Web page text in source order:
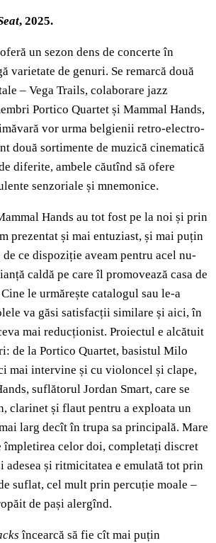
, 2025.
un sezon dens de concerte în
varietate de genuri. Se remarcă două
– Vega Trails, colaborare jazz
Portico Quartet și Mammal Hands,
vor urma belgienii retro-electro-
două sortimente de muzică cinematică
diferite, ambele căutînd să ofere
senzoriale și mnemonice.
Hands au tot fost pe la noi și prin
prezentat și mai entuziast, și mai puțin
ce dispoziție aveam pentru acel nu-
caldă pe care îl promovează casa de
le urmărește catalogul sau le-a
va găsi satisfacții similare și aici, în
mai reducționist. Proiectul e alcătuit
de la Portico Quartet, basistul Milo
mai intervine și cu violoncel și clape,
suflătorul Jordan Smart, care se
clarinet și flaut pentru a exploata un
larg decît în trupa sa principală. Mare
împletirea celor doi, completați discret
și ritmicitatea e emulată tot prin
suflat, cel mult prin percuție moale –
de pași alergînd.
încearcă să fie cît mai puțin